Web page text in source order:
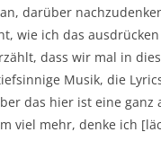
darüber
wie ich das
dass wir mal in
Musik, die
das hier ist eine ganz
viel mehr, denke ich